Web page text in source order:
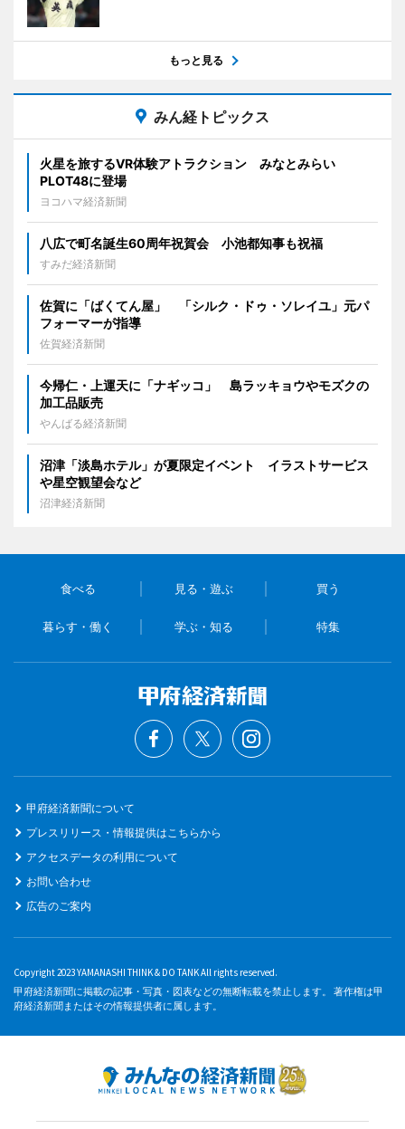
もっと見る
みん経トピックス
火星を旅するVR体験アトラクション みなとみらい
PLOT48に登場
ヨコハマ経済新聞
八広で町名誕生60周年祝賀会 小池都知事も祝福
すみだ経済新聞
佐賀に「ばくてん屋」 「シルク・ドゥ・ソレイユ」元パ
フォーマーが指導
佐賀経済新聞
今帰仁・上運天に「ナギッコ」 島ラッキョウやモズクの
加工品販売
やんばる経済新聞
沼津「淡島ホテル」が夏限定イベント イラストサービス
や星空観望会など
沼津経済新聞
食べる 見る・遊ぶ 買う
暮らす・働く 学ぶ・知る 特集
甲府経済新聞について
プレスリリース・情報提供はこちらから
アクセスデータの利用について
お問い合わせ
広告のご案内
Copyright 2023 YAMANASHI THINK & DO TANK All rights reserved.
甲府経済新聞に掲載の記事・写真・図表などの無断転載を禁止します。 著作権は甲
府経済新聞またはその情報提供者に属します。